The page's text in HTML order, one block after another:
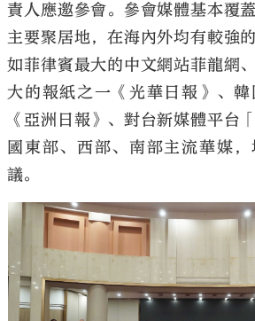
責人應邀參會。參會媒體基本覆
主要聚居地，在海內外均有較強
如菲律賓最大的中文網站菲龍網
大的報紙之一《光華日報》、
《亞洲日報》、對台新媒體平台
國東部、西部、南部主流華媒
議。